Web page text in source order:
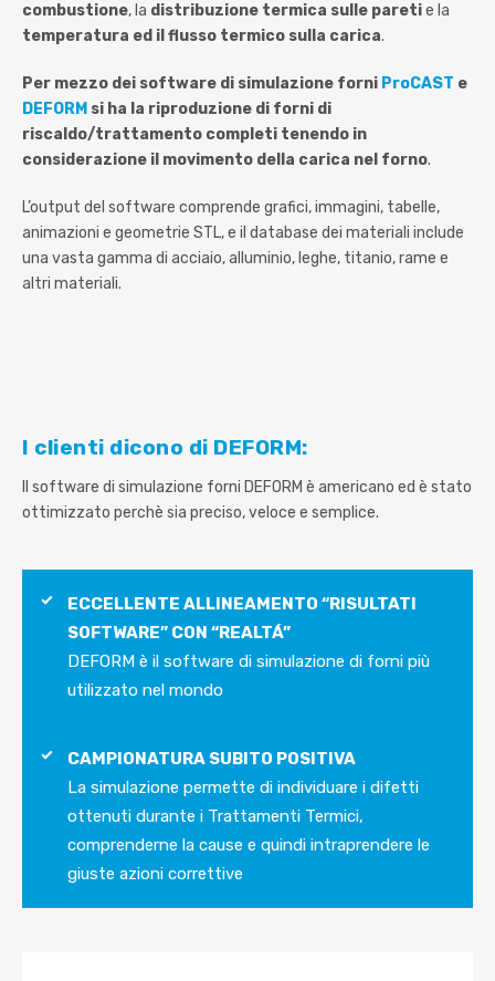
combustione, la distribuzione termica sulle paretie la
temperatura ed il flusso termico sulla carica.
Per mezzo dei software di simulazione forni ProCAST e
DEFORM si ha la riproduzione di forni di
riscaldo/trattamento completi tenendo in
considerazione il movimento della carica nel forno.
L’output del software comprende grafici, immagini, tabelle,
animazioni e geometrie STL, e il database dei materiali include
una vasta gamma di acciaio, alluminio, leghe, titanio, rame e
altri materiali.
I clienti dicono di DEFORM:
Il software di simulazione forni DEFORM è americano ed è stato
ottimizzato perchè sia preciso, veloce e semplice.
ECCELLENTE ALLINEAMENTO “RISULTATI
SOFTWARE” CON “REALTÁ”
DEFORM è il software di simulazione di forni più
utilizzato nel mondo
CAMPIONATURA SUBITO POSITIVA
La simulazione permette di individuare i difetti
ottenuti durante i Trattamenti Termici,
comprenderne la cause e quindi intraprendere le
giuste azioni correttive